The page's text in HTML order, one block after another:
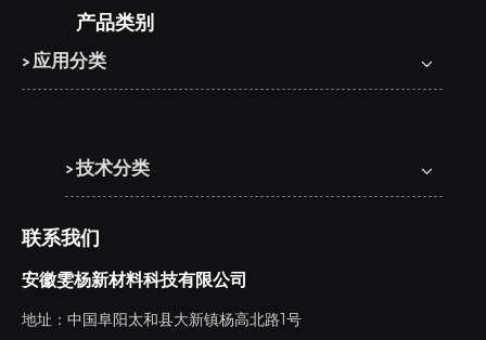
产品类别
> 应用分类
> 技术分类
联系我们
安徽雯杨新材料科技有限公司
地址：中国阜阳太和县大新镇杨高北路1号